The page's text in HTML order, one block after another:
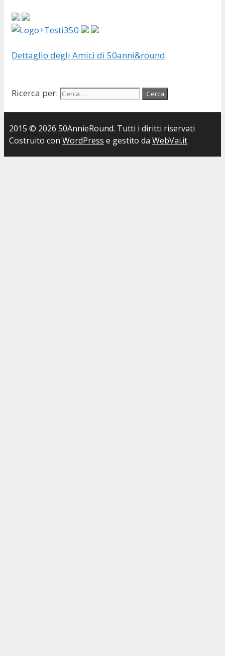
Dettaglio degli Amici di 50anni&round
Ricerca per:
2015 © 2026 50AnnieRound. Tutti i diritti riservati
Costruito con WordPress e gestito da WebVai.it